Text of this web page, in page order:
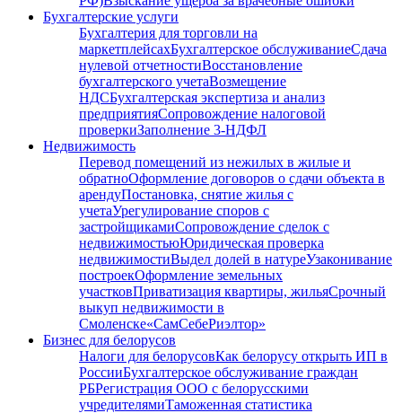
Бухгалтерские услуги
Бухгалтерия для торговли на
маркетплейсахБухгалтерское обслуживаниеСдача
нулевой отчетностиВосстановление
бухгалтерского учетаВозмещение
НДСБухгалтерская экспертиза и анализ
предприятияСопровождение налоговой
проверкиЗаполнение 3-НДФЛ
Недвижимость
Перевод помещений из нежилых в жилые и
обратноОформление договоров о сдачи объекта в
арендуПостановка, снятие жилья с
учетаУрегулирование споров с
застройщикамиСопровождение сделок с
недвижимостьюЮридическая проверка
недвижимостиВыдел долей в натуреУзаконивание
построекОформление земельных
участковПриватизация квартиры, жильяСрочный
выкуп недвижимости в
Cмоленске«СамСебеРиэлтор»
Бизнес для белорусов
Налоги для белорусовКак белорусу открыть ИП в
РоссииБухгалтерское обслуживание граждан
РБРегистрация ООО с белорусскими
учредителямиТаможенная статистика